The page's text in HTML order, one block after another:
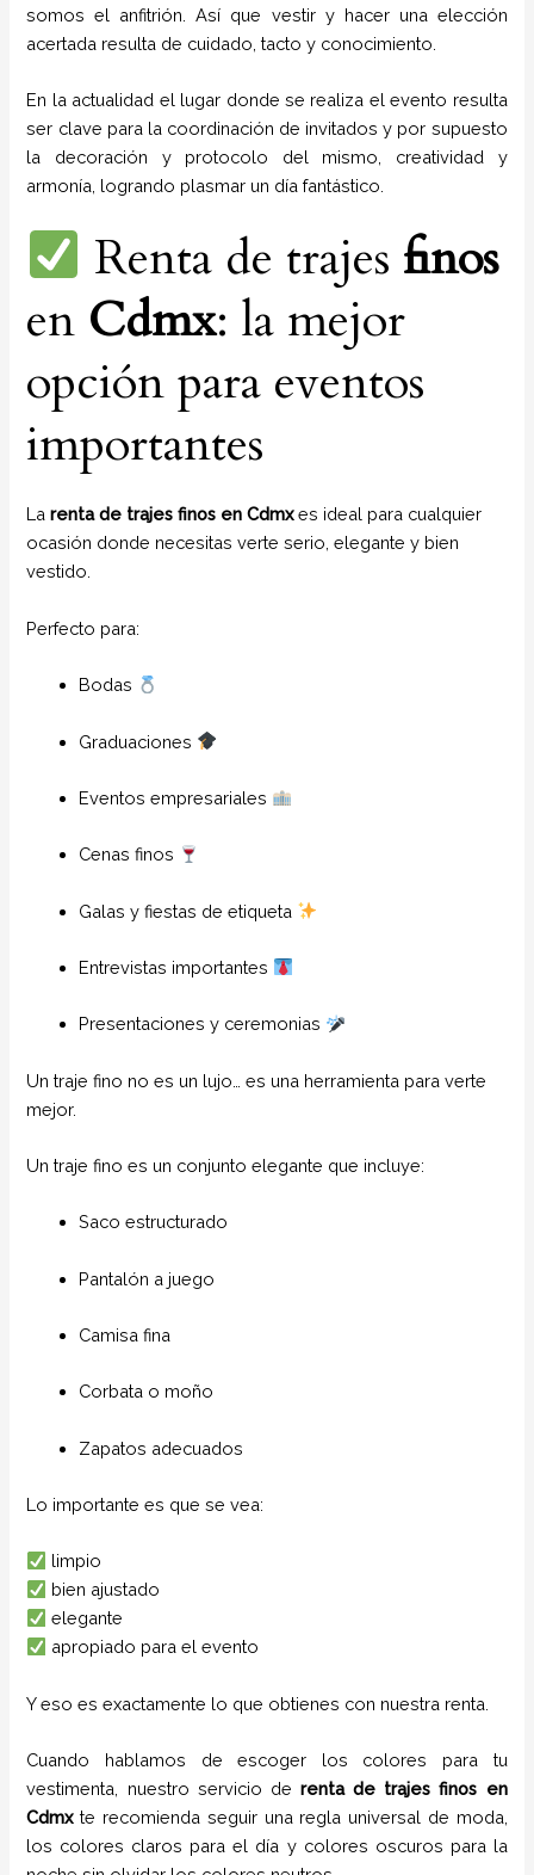
somos el anfitrión. Así que vestir y hacer una elección
acertada resulta de cuidado, tacto y conocimiento.
En la actualidad el lugar donde se realiza el evento resulta
ser clave para la coordinación de invitados y por supuesto
la decoración y protocolo del mismo, creatividad y
armonía, logrando plasmar un día fantástico.
Renta de trajes finos
en Cdmx: la mejor
opción para eventos
importantes
Larenta de trajes finos en Cdmxes ideal para cualquier
ocasión donde necesitas verte serio, elegante y bien
vestido.
Perfecto para:
Bodas
Graduaciones
Eventos empresariales
Cenas finos
Galas y fiestas de etiqueta
Entrevistas importantes
Presentaciones y ceremonias
Un traje fino no es un lujo… es una herramienta para verte
mejor.
Un traje fino es un conjunto elegante que incluye:
Saco estructurado
Pantalón a juego
Camisa fina
Corbata o moño
Zapatos adecuados
Lo importante es que se vea:
limpio
bien ajustado
elegante
apropiado para el evento
Y eso es exactamente lo que obtienes con nuestra renta.
Cuando hablamos de escoger los colores para tu
vestimenta, nuestro servicio de renta de trajesfinos en
Cdmxte recomienda seguir una regla universal de moda,
los colores claros para el día y colores oscuros para la